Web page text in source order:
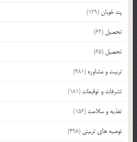
پند خوبان(129)
تحصیل (62)
تحصیل (65)
تربیت و مشاوره (481)
تشرفات و توقیعات (181)
تغذیه و سلامت (156)
توصیه های تربیتی (498)